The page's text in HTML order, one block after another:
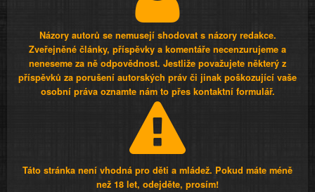
Názory autorů se nemusejí shodovat s názory redakce.
Zveřejněné články, příspěvky a komentáře necenzurujeme a
neneseme za ně odpovědnost. Jestliže považujete některý z
příspěvků za porušení autorských práv či jinak poškozující vaše
osobní práva oznamte nám to přes kontaktní formulář.
Táto stránka není vhodná pro děti a mládež. Pokud máte méně
než 18 let, odejděte, prosím!